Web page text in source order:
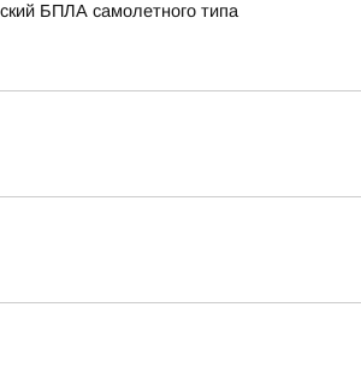
БПЛА самолетного типа